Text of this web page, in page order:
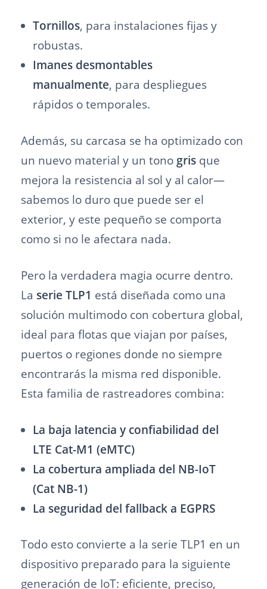
Tornillos, para instalaciones fijas y
robustas.
Imanes desmontables
manualmente, para despliegues
rápidos o temporales.
Además, su carcasa se ha optimizado con
un nuevo material y un tono gris que
mejora la resistencia al sol y al calor—
sabemos lo duro que puede ser el
exterior, y este pequeño se comporta
como si no le afectara nada.
Pero la verdadera magia ocurre dentro.
La serie TLP1 está diseñada como una
solución multimodo con cobertura global,
ideal para flotas que viajan por países,
puertos o regiones donde no siempre
encontrarás la misma red disponible.
Esta familia de rastreadores combina:
La baja latencia y confiabilidad del
LTE Cat-M1 (eMTC)
La cobertura ampliada del NB-IoT
(Cat NB-1)
La seguridad del fallback a EGPRS
Todo esto convierte a la serie TLP1 en un
dispositivo preparado para la siguiente
generación de IoT: eficiente, preciso,